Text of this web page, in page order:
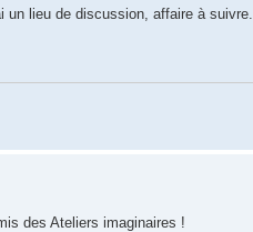
un lieu de discussion, affaire à suivre.
des Ateliers imaginaires !